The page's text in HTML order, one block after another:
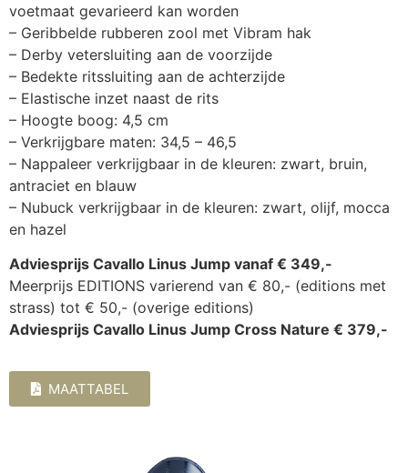
voetmaat gevarieerd kan worden
– Geribbelde rubberen zool met Vibram hak
– Derby vetersluiting aan de voorzijde
– Bedekte ritssluiting aan de achterzijde
– Elastische inzet naast de rits
– Hoogte boog: 4,5 cm
– Verkrijgbare maten: 34,5 – 46,5
– Nappaleer verkrijgbaar in de kleuren: zwart, bruin,
antraciet en blauw
– Nubuck verkrijgbaar in de kleuren: zwart, olijf, mocca
en hazel
Adviesprijs Cavallo Linus Jump vanaf € 349,-
Meerprijs EDITIONS varierend van € 80,- (editions met
strass) tot € 50,- (overige editions)
Adviesprijs Cavallo Linus Jump Cross Nature € 379,-
MAATTABEL